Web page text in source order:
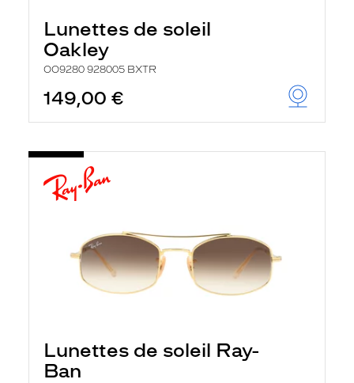
Lunettes de soleil
Oakley
OO9280 928005 BXTR
149,00 €
Lunettes de soleil Ray-
Ban